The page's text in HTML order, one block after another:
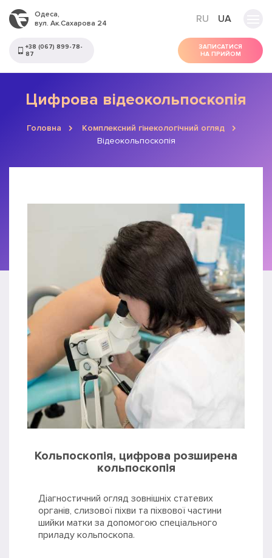
Одеса,
вул. Ак.Сахарова 24
RU UA
+38 (067) 899-78-
87
ЗАПИСАТИСЯ
НА ПРИЙОМ
Цифрова відеокольпоскопія
Головна
Комплексний гінекологічний огляд
Відеокольпоскопія
Кольпоскопія, цифрова розширена
кольпоскопія
Діагностичний огляд зовнішніх статевих
органів, слизової піхви та піхвової частини
шийки матки за допомогою спеціального
приладу кольпоскопа.